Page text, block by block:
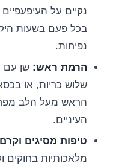
בכל פעם בשעות
נפיחות.
הרמת ראש: שן עם
שלוש כריות, או
הראש מעל הלב
העיניים.
טיפות מסיגים
מלאכותיות בחוקים